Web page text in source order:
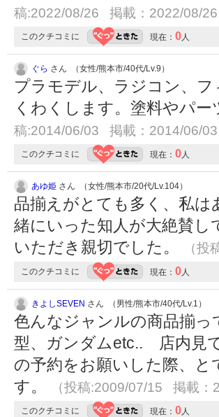
稿:2022/08/26 掲載：2022/08/26
このクチコミに 現在： 0人
ぐら さん （女性/熊本市/40代/Lv.9）
プラモデル、ラジコン、
くわくします。塗料やパ
稿:2014/06/03 掲載：2014/06/03
このクチコミに 現在： 0人
あゆ姫 さん （女性/熊本市/20代/Lv.104）
品揃えがとても多く、私
緒にいった知人が大絶賛し
いただき親切でした。
（
このクチコミに 現在： 0人
きよしSEVEN さん （男性/熊本市/40代/Lv.1）
色んなジャンルの商品揃
型、ガンダムetc.. 店内見
の予約をお願いした際、
す。
（投稿:2009/07/15 掲載：
このクチコミに 現在： 0人